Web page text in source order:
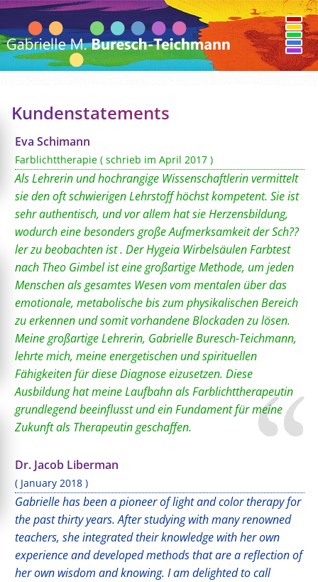
Kundenstatements
Eva Schimann
Farblichttherapie ( schrieb im April 2017 )
Als Lehrerin und hochrangige Wissenschaftlerin vermittelt
sie den oft schwierigen Lehrstoff höchst kompetent. Sie ist
sehr authentisch, und vor allem hat sie Herzensbildung,
wodurch eine besonders große Aufmerksamkeit der Sch??
ler zu beobachten ist . Der Hygeia Wirbelsäulen Farbtest
nach Theo Gimbel ist eine großartige Methode, um jeden
Menschen als gesamtes Wesen vom mentalen über das
emotionale, metabolische bis zum physikalischen Bereich
zu erkennen und somit vorhandene Blockaden zu lösen.
Meine großartige Lehrerin, Gabrielle Buresch-Teichmann,
lehrte mich, meine energetischen und spirituellen
Fähigkeiten für diese Diagnose eizusetzen. Diese
Ausbildung hat meine Laufbahn als Farblichttherapeutin
grundlegend beeinflusst und ein Fundament für meine
Zukunft als Therapeutin geschaffen.
Dr. Jacob Liberman
( January 2018 )
Gabrielle has been a pioneer of light and color therapy for
the past thirty years. After studying with many renowned
teachers, she integrated their knowledge with her own
experience and developed methods that are a reflection of
her own wisdom and knowing. I am delighted to call